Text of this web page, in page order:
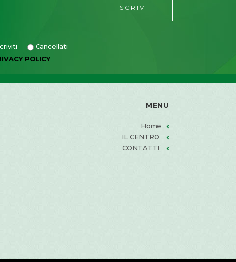
Cancellati
POLICY
MENU
Home
IL CENTRO
CONTATTI